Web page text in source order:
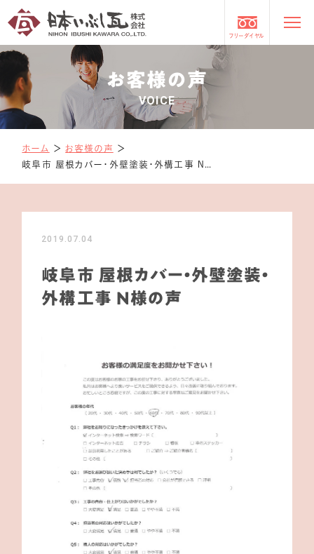
フリーダイヤル
お客様の声
VOICE
ホーム ＞お客様の声
＞
岐阜市 屋根カバー・外壁塗装・外構工事 N様の声
2019.07.04
岐阜市 屋根カバー・外壁塗装・
外構工事 N様の声